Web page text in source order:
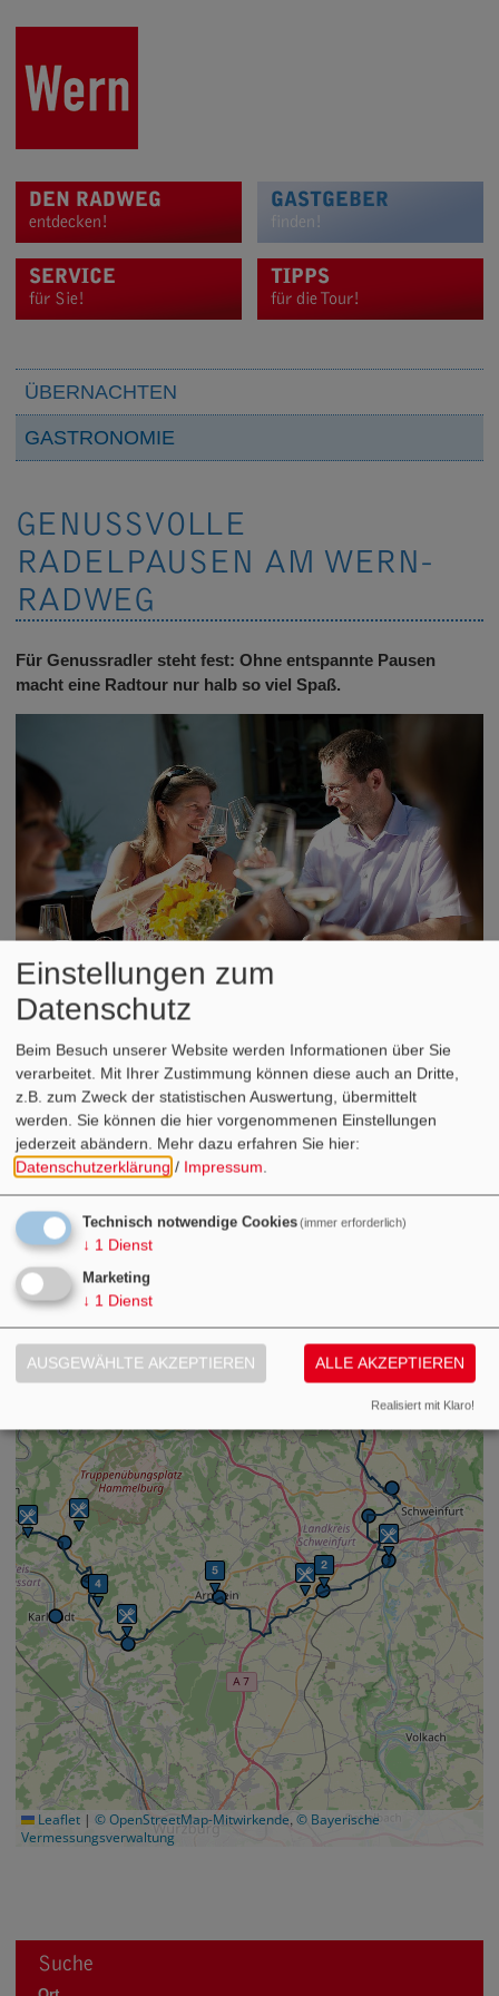
DEN RADWEG
entdecken!
GASTGEBER
finden!
SERVICE
für Sie!
TIPPS
für die Tour!
ÜBERNACHTEN
GASTRONOMIE
GENUSSVOLLE
RADELPAUSEN AM WERN-
RADWEG
Für Genussradler steht fest: Ohne entspannte Pausen
macht eine Radtour nur halb so viel Spaß.
Um so schöner werden diese Pausen, wenn man dafür bei den
Gastronomen entlang desWern-Radwegseinkehrt und sich
richtig verwöhnen lässt: mitregionaler Kücheaussaisonalen
Zutaten und Weinen, die bei jedem Schluck von der
Leidenschaft der Winzer und ihrer Verbundenheit zum
Frankenweinerzählen.
Suchergebnisse
+
−
Luftbild
Leaflet | © OpenStreetMap-Mitwirkende © Bayerische
Vermessungsverwaltung
Suche
Einstellungen zum
Datenschutz
Beim Besuch unserer Website werden Informationen über Sie
verarbeitet. Mit Ihrer Zustimmung können diese auch an Dritte,
z.B. zum Zweck der statistischen Auswertung, übermittelt
werden. Sie können die hier vorgenommenen Einstellungen
jederzeit abändern. Mehr dazu erfahren Sie hier:
Datenschutzerklärung / Impressum.
Technisch notwendige Cookies(immer erforderlich)
↓ 1 Dienst
Marketing
↓ 1 Dienst
AUSGEWÄHLTE AKZEPTIEREN ALLE AKZEPTIEREN
Realisiert mit Klaro!